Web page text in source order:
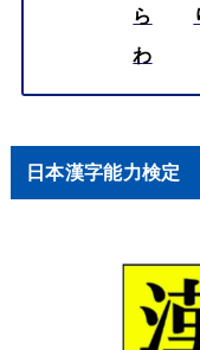
ら
わ
日本漢字能力検定